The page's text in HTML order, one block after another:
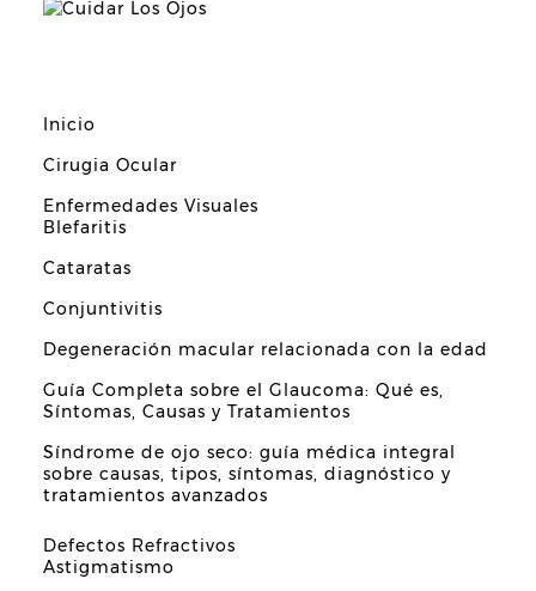
Inicio
Cirugia Ocular
Enfermedades Visuales
Blefaritis
Cataratas
Conjuntivitis
Degeneración macular relacionada con la edad
Guía Completa sobre el Glaucoma: Qué es,
Síntomas, Causas y Tratamientos
Síndrome de ojo seco: guía médica integral
sobre causas, tipos, síntomas, diagnóstico y
tratamientos avanzados
Defectos Refractivos
Astigmatismo